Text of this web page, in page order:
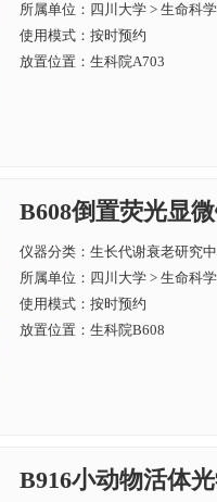
所属单位： 四川大学 > 生命科
使用模式：按时预约
放置位置：生科院A703
B608倒置荧光显
仪器分类：生长代谢衰老研究
所属单位： 四川大学 > 生命科
使用模式：按时预约
放置位置：生科院B608
B916小动物活体